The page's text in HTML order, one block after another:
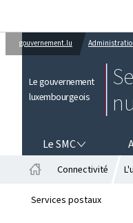
gouvernement.lu
Le gouvernement
luxembourgeois
Le SMC
Connectivité
Services postaux